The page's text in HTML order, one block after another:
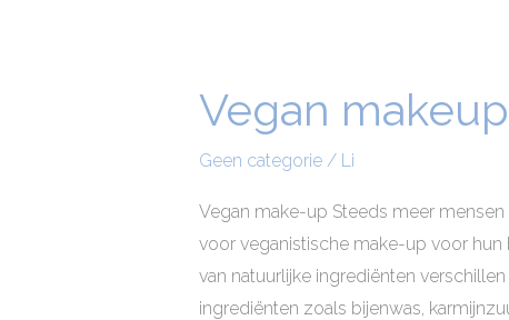
Vegan
Geen categorie/ Li
Vegan make-up Steeds meer
voor veganistische make-up voor
van natuurlijke ingrediënten
ingrediënten zoals bijenwas,
Vegan
makeup
bruiloft